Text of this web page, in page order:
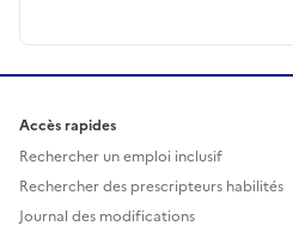
Accès rapides
Rechercher un emploi inclusif
Rechercher des prescripteurs habilités
Journal des modifications